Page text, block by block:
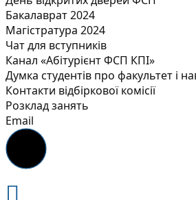
Бакалаврат 2024
Магістратура 2024
Чат для вступників
Канал «Абітурієнт ФСП КПІ»
Думка студентів про факультет і
Контакти відбіркової комісії
Розклад занять
Email